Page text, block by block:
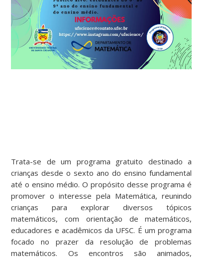
Trata-se de um programa gratuito destinado a
crianças desde o sexto ano do ensino fundamental
até o ensino médio. O propósito desse programa é
promover o interesse pela Matemática, reunindo
crianças para explorar diversos tópicos
matemáticos, com orientação de matemáticos,
educadores e acadêmicos da UFSC. É um programa
focado no prazer da resolução de problemas
matemáticos. Os encontros são animados,